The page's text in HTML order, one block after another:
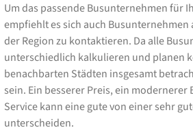
Um das passende Busunternehmen für
empfiehlt es sich auch Busunternehmen
der Region zu kontaktieren. Da alle
unterschiedlich kalkulieren und planen
benachbarten Städten insgesamt
sein. Ein besserer Preis, ein modernerer
Service kann eine gute von einer sehr
unterscheiden.